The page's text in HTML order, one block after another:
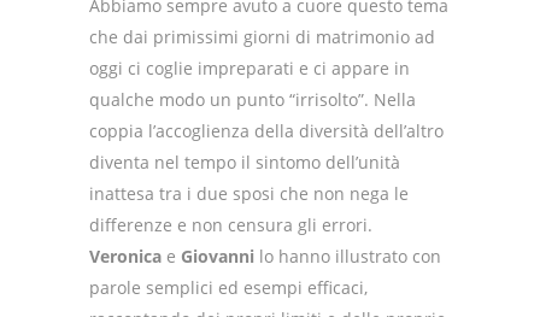
Abbiamo sempre avuto a cuore questo tema
che dai primissimi giorni di matrimonio ad
oggi ci coglie impreparati e ci appare in
qualche modo un punto “irrisolto”. Nella
coppia l’accoglienza della diversità dell’altro
diventa nel tempo il sintomo dell’unità
inattesa tra i due sposi che non nega le
differenze e non censura gli errori.
Veronica e Giovanni lo hanno illustrato con
parole semplici ed esempi efficaci,